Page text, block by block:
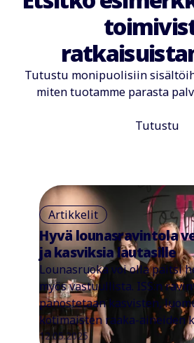
Tutustu monipuolisiin
miten tuotamme parasta
Tutustu
Artikkelit
Hyvä lounasravintola
ja kasviksia lautasille
Lounasruoka voi olla paitsi
myös vastuullista. ISS:n
panostetaan kasvisten,
kotimaisten raaka-aineiden
12.05.2025